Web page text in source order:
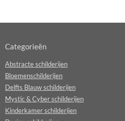
Categorieën
Abstracte schilderijen
Bloemenschilderijen
Delfts Blauw schilderijen
Mystic & Cyber schilderijen
Kinderkamer schilderijen